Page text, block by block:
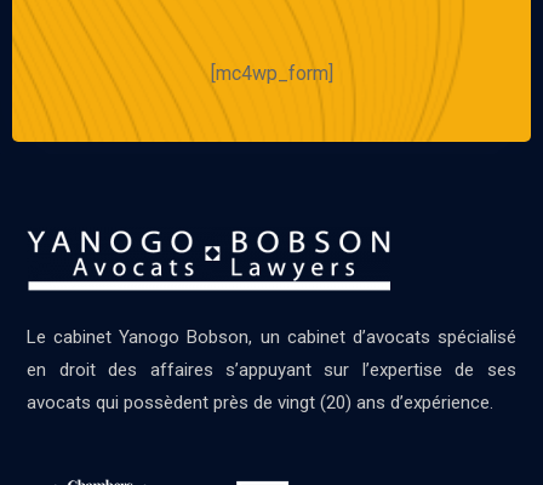
[mc4wp_form]
Le cabinet Yanogo Bobson, un cabinet d’avocats spécialisé
en droit des affaires s’appuyant sur l’expertise de ses
avocats qui possèdent près de vingt (20) ans d’expérience.